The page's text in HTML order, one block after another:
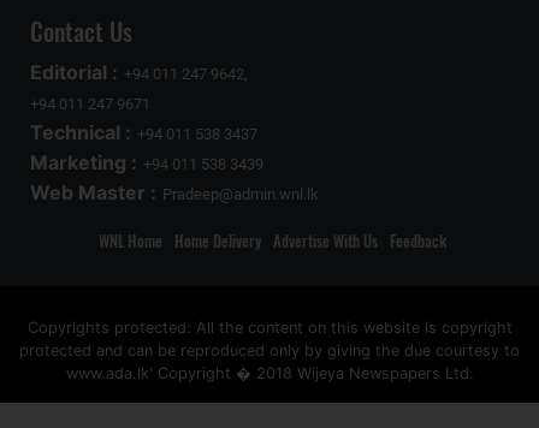
Contact Us
Editorial : +94 011 247 9642,
+94 011 247 9671
Technical : +94 011 538 3437
Marketing : +94 011 538 3439
Web Master : Pradeep@admin.wnl.lk
WNL Home Home Delivery Advertise With Us Feedback
Copyrights protected: All the content on this website is copyright
protected and can be reproduced only by giving the due courtesy to
www.ada.lk' Copyright � 2018 Wijeya Newspapers Ltd.